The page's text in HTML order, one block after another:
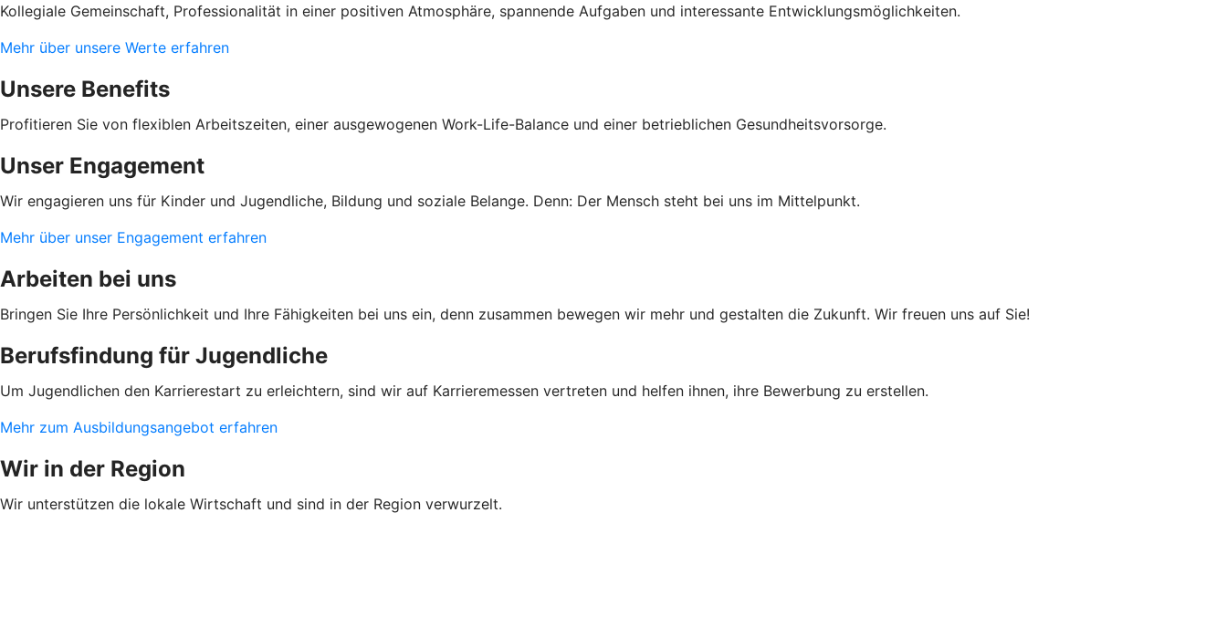
Kollegiale Gemeinschaft, Professionalität in einer positiven Atmosphäre, spannende Aufgaben und interessante Entwicklungsmöglichkeiten.
Mehr über unsere Werte erfahren
Unsere Benefits
Profitieren Sie von flexiblen Arbeitszeiten, einer ausgewogenen Work-Life-Balance und einer betrieblichen Gesundheitsvorsorge.
Unser Engagement
Wir engagieren uns für Kinder und Jugendliche, Bildung und soziale Belange. Denn: Der Mensch steht bei uns im Mittelpunkt.
Mehr über unser Engagement erfahren
Arbeiten bei uns
Bringen Sie Ihre Persönlichkeit und Ihre Fähigkeiten bei uns ein, denn zusammen bewegen wir mehr und gestalten die Zukunft. Wir freuen uns auf Sie!
Berufsfindung für Jugendliche
Um Jugendlichen den Karrierestart zu erleichtern, sind wir auf Karrieremessen vertreten und helfen ihnen, ihre Bewerbung zu erstellen.
Mehr zum Ausbildungsangebot erfahren
Wir in der Region
Wir unterstützen die lokale Wirtschaft und sind in der Region verwurzelt.